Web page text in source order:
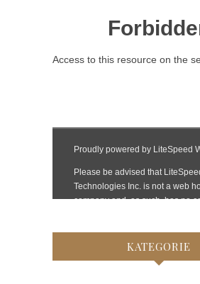
KATEGORIE